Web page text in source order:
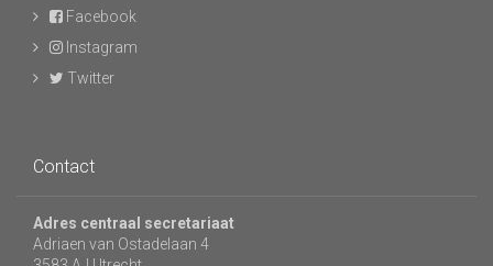
Facebook
Instagram
Twitter
Contact
Adres centraal secretariaat
Adriaen van Ostadelaan 4